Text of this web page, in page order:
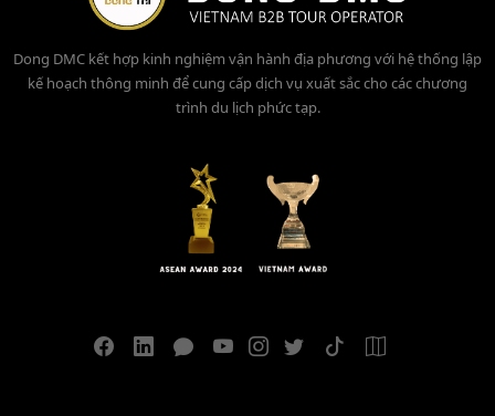
Dong DMC kết hợp kinh nghiệm vận hành địa phương với hệ thống lập
kế hoạch thông minh để cung cấp dịch vụ xuất sắc cho các chương
trình du lịch phức tạp.